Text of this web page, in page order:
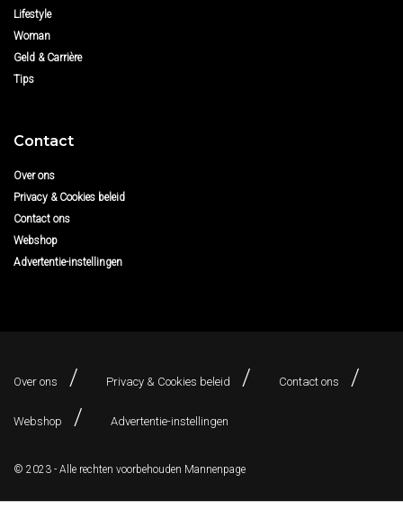
Lifestyle
Woman
Geld & Carrière
Tips
Contact
Over ons
Privacy & Cookies beleid
Contact ons
Webshop
Advertentie-instellingen
Over ons Privacy & Cookies beleid Contact ons
Webshop Advertentie-instellingen
© 2023 - Alle rechten voorbehouden Mannenpage